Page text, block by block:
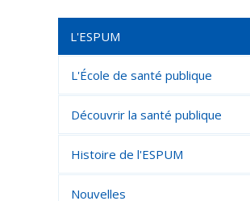
L'ESPUM
L'École de santé publique
Découvrir la santé publique
Histoire de l'ESPUM
Nouvelles